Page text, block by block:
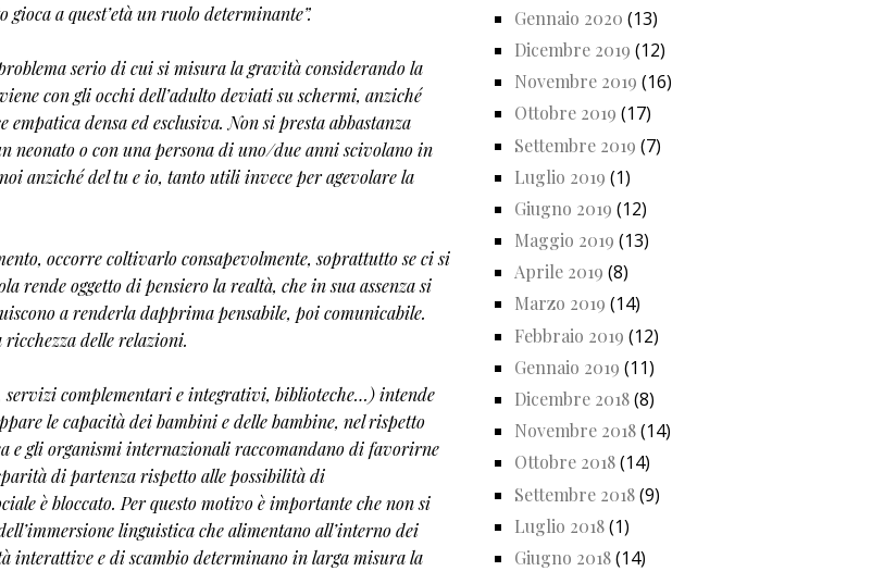
a quest’età un ruolo determinante”.
serio di cui si misura la gravità considerando la
con gli occhi dell’adulto deviati su schermi, anziché
densa ed esclusiva. Non si presta abbastanza
neonato o con una persona di uno/due anni scivolano in
anziché del tu e io, tanto utili invece per agevolare la
occorre coltivarlo consapevolmente, soprattutto se ci si
oggetto di pensiero la realtà, che in sua assenza si
a renderla dapprima pensabile, poi comunicabile.
delle relazioni.
complementari e integrativi, biblioteche…) intende
le capacità dei bambini e delle bambine, nel rispetto
e gli organismi internazionali raccomandano di favorirne
di partenza rispetto alle possibilità di
è bloccato. Per questo motivo è importante che non si
linguistica che alimentano all’interno dei
interattive e di scambio determinano in larga misura la
Gennaio 2020 (13)
Dicembre 2019 (12)
Novembre 2019 (16)
Ottobre 2019 (17)
Settembre 2019 (7)
Luglio 2019 (1)
Giugno 2019 (12)
Maggio 2019 (13)
Aprile 2019 (8)
Marzo 2019 (14)
Febbraio 2019 (12)
Gennaio 2019 (11)
Dicembre 2018(8)
Novembre 2018(14)
Ottobre 2018(14)
Settembre 2018(9)
Luglio 2018(1)
Giugno 2018(14)